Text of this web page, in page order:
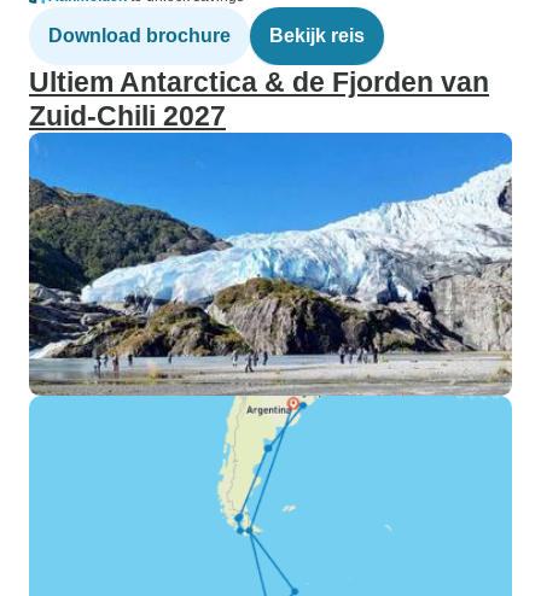
Download brochure Bekijk reis
Ultiem Antarctica & de Fjorden van
Zuid-Chili 2027